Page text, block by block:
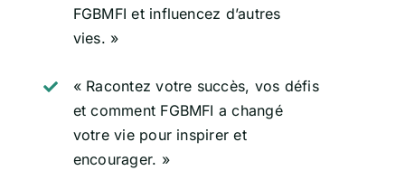
FGBMFI et influencez d’autres
vies. »
« Racontez votre succès, vos défis
et comment FGBMFI a changé
votre vie pour inspirer et
encourager. »